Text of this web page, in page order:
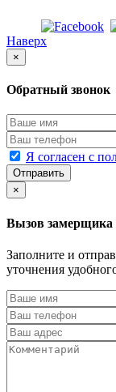
Наверх
×
Обратный звонок
Я согласен с
Отправить
×
Вызов замерщика
Заполните и
уточнения